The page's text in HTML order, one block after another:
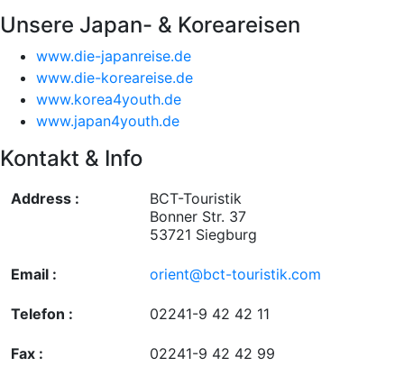
Unsere Japan- & Koreareisen
www.die-japanreise.de
www.die-koreareise.de
www.korea4youth.de
www.japan4youth.de
Kontakt & Info
Address :
BCT-Touristik
Bonner Str. 37
53721 Siegburg
Email : orient@bct-touristik.com
Telefon : 02241-9 42 42 11
Fax : 02241-9 42 42 99